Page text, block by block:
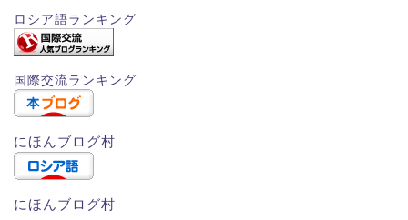
ロシア語ランキング
国際交流ランキング
にほんブログ村
にほんブログ村